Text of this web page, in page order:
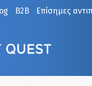
B2B Επίσημες